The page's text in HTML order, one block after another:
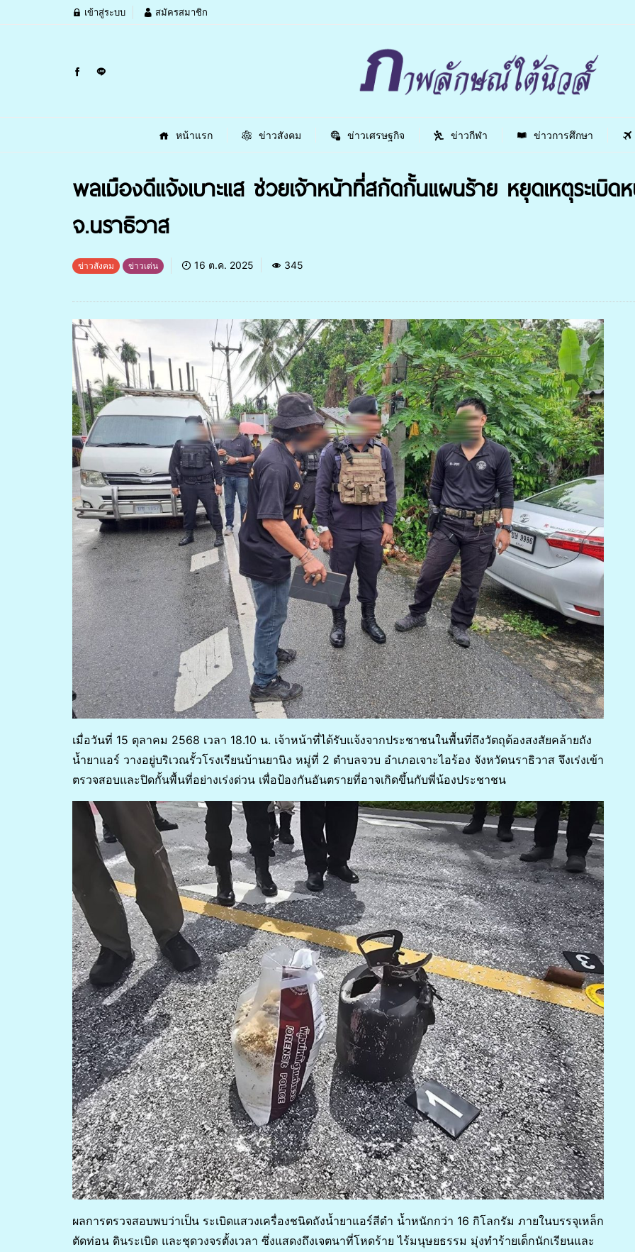
เข้าสู่ระบบ สมัครสมาชิก
หน้าแรก ข่าวสังคม ข่าวเศรษฐกิจ ข่าวกีฬา ข่าวการศึกษา
พลเมืองดีแจ้งเบาะแส ช่วยเจ้าหน้าที่สกัดกั้นแผนร้าย หยุดเหตุระเบิดห
จ.นราธิวาส
ข่าวสังคม ข่าวเด่น 16 ต.ค. 2025 345
เมื่อวันที่ 15 ตุลาคม 2568 เวลา 18.10 น. เจ้าหน้าที่ได้รับแจ้งจากประชาชนในพื้นที่ถึงวัตถุต้องสงสัยคล้ายถัง
น้ำยาแอร์ วางอยู่บริเวณรั้วโรงเรียนบ้านยานิง หมู่ที่ 2 ตำบลจวบ อำเภอเจาะไอร้อง จังหวัดนราธิวาส จึงเร่งเข้า
ตรวจสอบและปิดกั้นพื้นที่อย่างเร่งด่วน เพื่อป้องกันอันตรายที่อาจเกิดขึ้นกับพี่น้องประชาชน
ผลการตรวจสอบพบว่าเป็น ระเบิดแสวงเครื่องชนิดถังน้ำยาแอร์สีดำ น้ำหนักกว่า 16 กิโลกรัม ภายในบรรจุเหล็ก
ตัดท่อน ดินระเบิด และชุดวงจรตั้งเวลา ซึ่งแสดงถึงเจตนาที่โหดร้าย ไร้มนุษยธรรม มุ่งทำร้ายเด็กนักเรียนและ